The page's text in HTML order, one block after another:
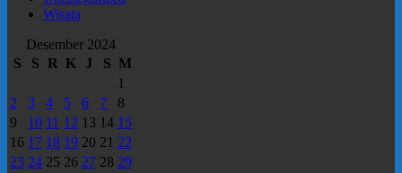
Wisata
Desember 2024
S
S R K J S M
1
2
3 4 5 6 7
8
9
10 11 12 13 14 15
16 17 18 19 20 21 22
23 24 25 26 27 28 29